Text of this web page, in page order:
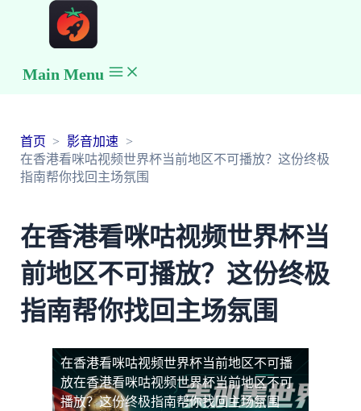
Main Menu
首页
影音加速
在香港看咪咕视频世界杯当前地区不可播放？这份终极
指南帮你找回主场氛围
在香港看咪咕视频世界杯当
前地区不可播放？这份终极
指南帮你找回主场氛围
在香港看咪咕视频世界杯当前地区不可播
放在香港看咪咕视频世界杯当前地区不可
播放？这份终极指南帮你找回主场氛围